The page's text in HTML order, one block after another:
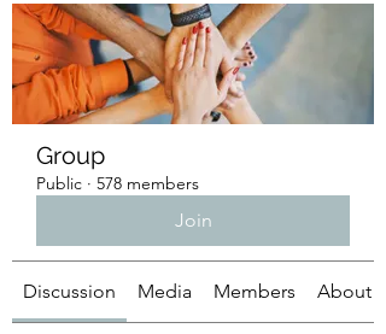
Group
Public · 578 members
Join
Discussion Media Members About